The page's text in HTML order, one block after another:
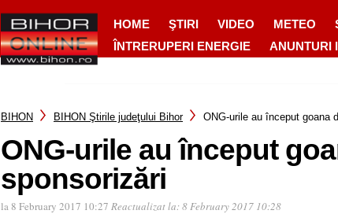
HOME ŞTIRI VIDEO METEO
ÎNTRERUPERI ENERGIE
ANUNTURI
BIHON BIHON Ştirile judeţului Bihor ONG-urile au început goana
ONG-urile au început
sponsorizări
la 8 February 2017 10:27 Reactualizat la:8 February 2017 10:28